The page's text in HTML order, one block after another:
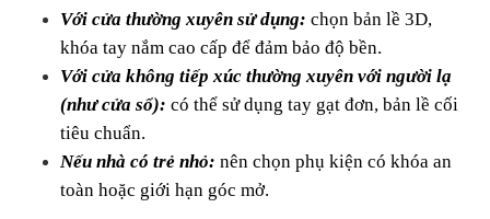
Với cửa thường xuyên sử dụng: chọn bản lề 3D,
khóa tay nắm cao cấp để đảm bảo độ bền.
Với cửa không tiếp xúc thường xuyên với người lạ
(như cửa sổ): có thể sử dụng tay gạt đơn, bản lề cối
tiêu chuẩn.
Nếu nhà có trẻ nhỏ: nên chọn phụ kiện có khóa an
toàn hoặc giới hạn góc mở.